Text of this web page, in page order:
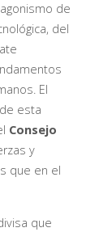
de
del
El
esta
Consejo
y
que en el
que